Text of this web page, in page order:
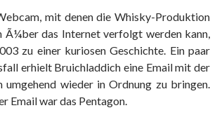
mit denen die Whisky-Produktion
Ã¼ber das Internet verfolgt werden kann,
zu einer kuriosen Geschichte. Ein paar
erhielt Bruichladdich eine Email mit der
wieder in Ordnung zu bringen.
Email war das Pentagon.